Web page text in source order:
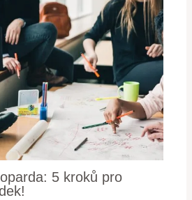
5 kroků pro